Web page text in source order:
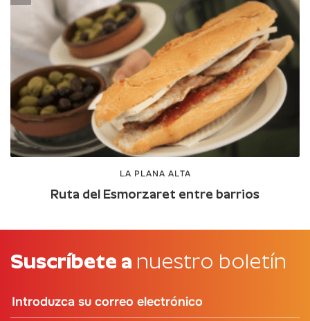
LA PLANA ALTA
Ruta del Esmorzaret entre barrios
Suscríbete a nuestro boletín